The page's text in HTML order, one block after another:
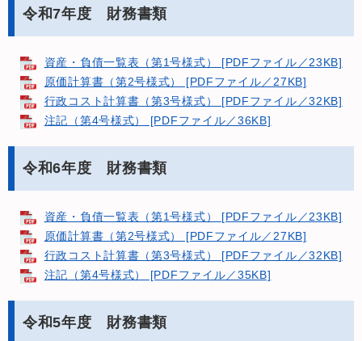
令和7年度 財務書類
資産・負債一覧表（第1号様式） [PDFファイル／23KB]
原価計算書（第2号様式） [PDFファイル／27KB]
行政コスト計算書（第3号様式） [PDFファイル／32KB]
注記（第4号様式） [PDFファイル／36KB]
令和6年度 財務書類
資産・負債一覧表（第1号様式） [PDFファイル／23KB]
原価計算書（第2号様式） [PDFファイル／27KB]
行政コスト計算書（第3号様式） [PDFファイル／32KB]
注記（第4号様式） [PDFファイル／35KB]
令和5年度 財務書類